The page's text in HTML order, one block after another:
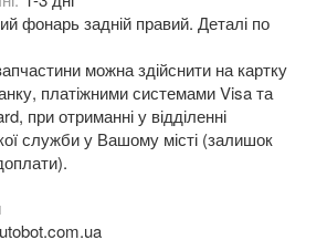
F36
фонарь задній правий. Деталі по
можна здійснити на картку
платіжними системами Visa та
при отриманні у відділенні
служби у Вашому місті (залишок